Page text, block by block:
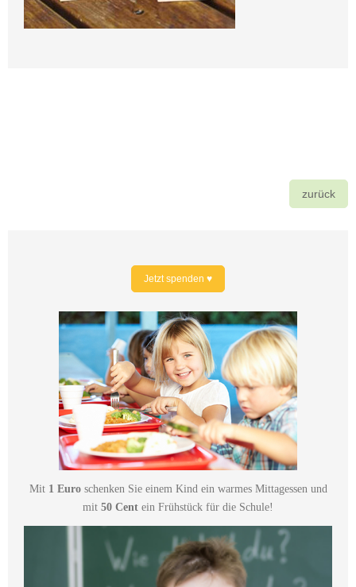
zurück
Jetzt spenden ♥️
Mit 1 Euroschenken Sie einem Kind ein warmes Mittagessen und
mit 50 Cent ein Frühstück für die Schule!